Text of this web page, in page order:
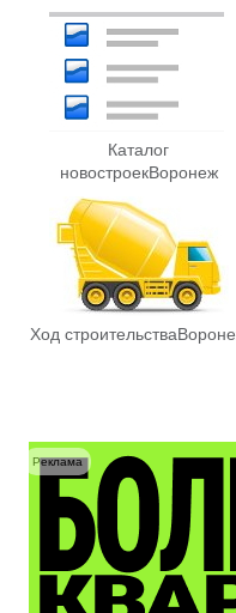
Каталог
новостроекВоронеж
Ход строительства
Реклама